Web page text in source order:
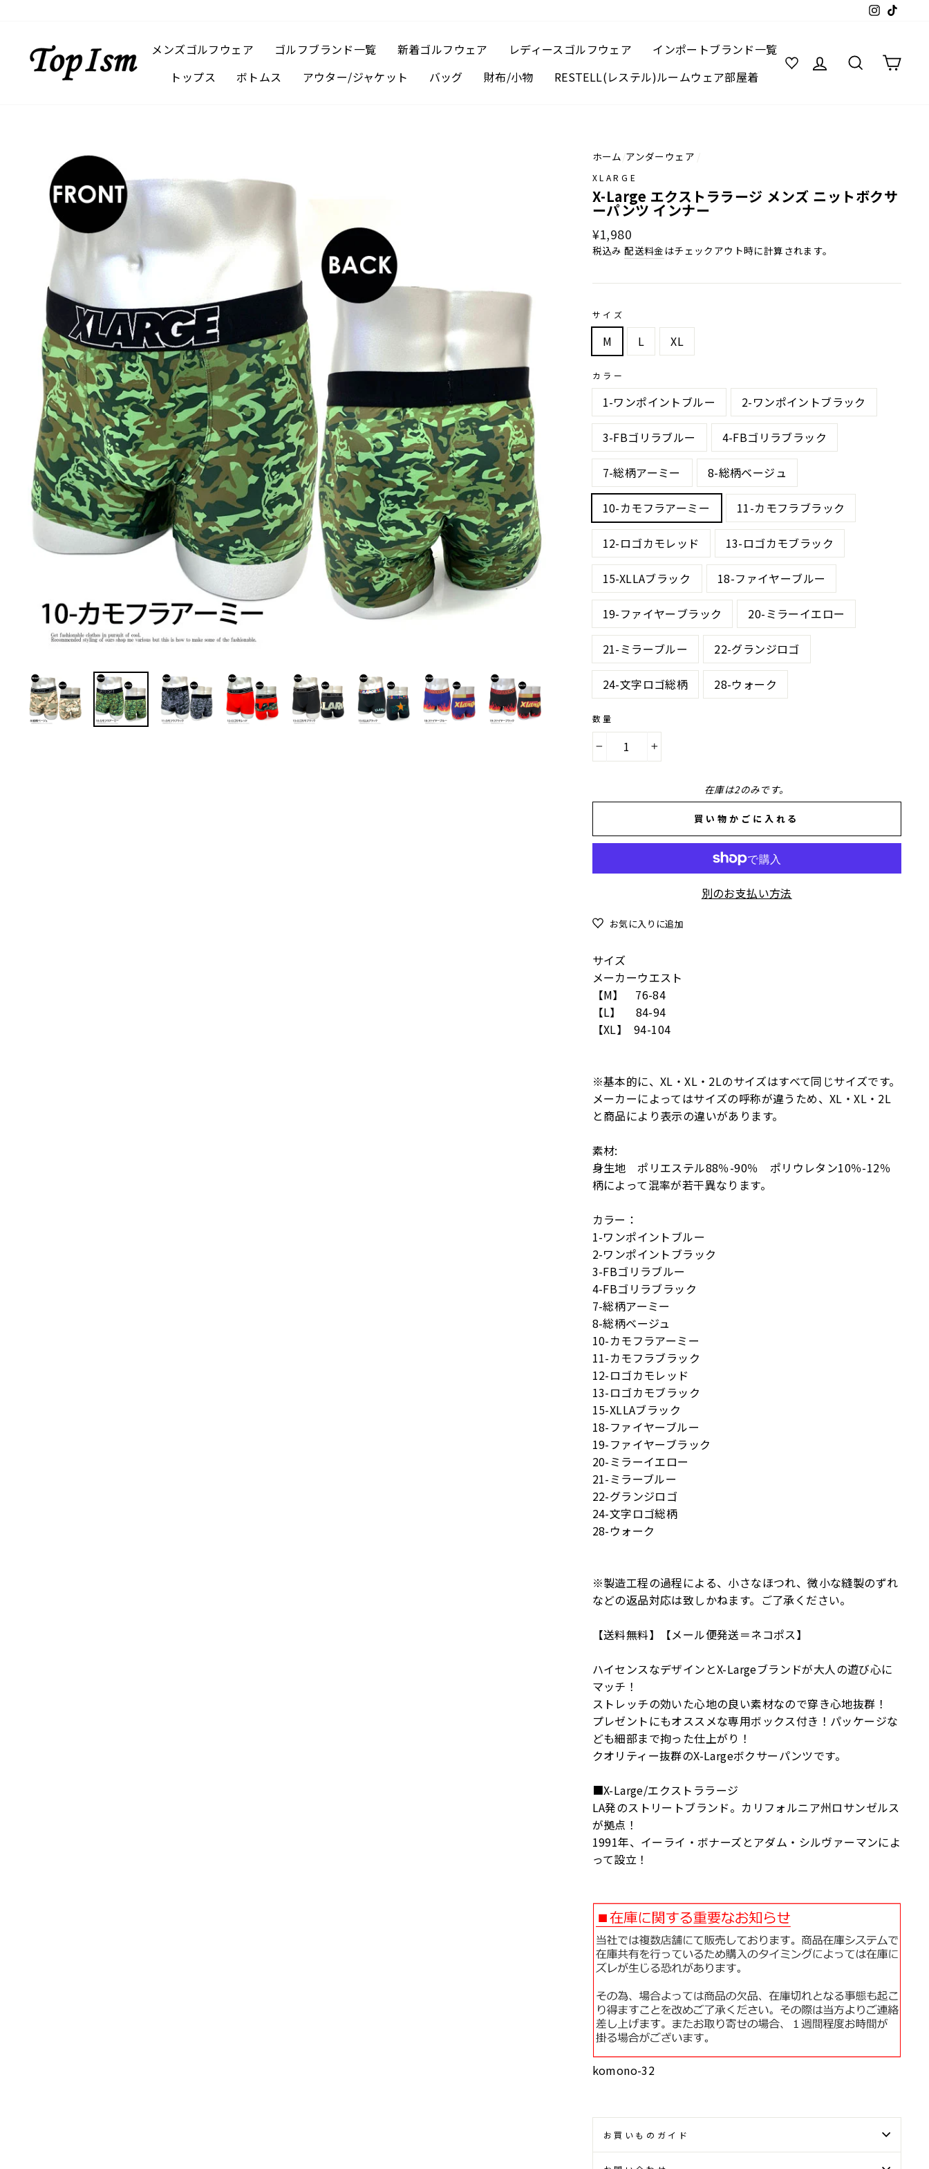
Instagram
メンズゴルフウェア ゴルフブランド一覧 新着ゴルフウェア レディースゴルフウェア
インポートブランド一覧
トップス
ボトムス アウター/ジャケット バッグ 財布/小物 RESTELL(レステル)ルームウェア部屋着
ログイン 検索
ホーム/アンダーウェア /
XLARGE
X-Large エクストララージ メンズ ニットボクサ
ーパンツ インナー
通
常
格
¥1,980
税込み配送料金 はチェックアウト時に計算されます。
サイズ
M L XL
カラー
1-ワンポイントブルー 2-ワンポイントブラック
3-FBゴリラブルー 4-FBゴリラブラック
7-総柄アーミー 8-総柄ベージュ
10-カモフラアーミー 11-カモフラブラック
12-ロゴカモレッド 13-ロゴカモブラック
15-XLLAブラック 18-ファイヤーブルー
19-ファイヤーブラック 20-ミラーイエロー
21-ミラーブルー 22-グランジロゴ
24-文字ロゴ総柄 28-ウォーク
数量
+
在庫は2のみです。
買い物かごに入れる
別のお支払い方法
お気に入りに追加
サイズ
メーカーウエスト
【M】 76-84
【L】 84-94
【XL】 94-104
※基本的に、XL・XL・2Lのサイズはすべて同じサイズです。
メーカーによってはサイズの呼称が違うため、XL・XL・2L
と商品により表示の違いがあります。
素材:
身生地 ポリエステル88％-90％ ポリウレタン10％-12％
柄によって混率が若干異なります。
カラー：
1-ワンポイントブルー
2-ワンポイントブラック
3-FBゴリラブルー
4-FBゴリラブラック
7-総柄アーミー
8-総柄ベージュ
10-カモフラアーミー
11-カモフラブラック
12-ロゴカモレッド
13-ロゴカモブラック
15-XLLAブラック
18-ファイヤーブルー
19-ファイヤーブラック
20-ミラーイエロー
21-ミラーブルー
22-グランジロゴ
24-文字ロゴ総柄
28-ウォーク
※製造工程の過程による、小さなほつれ、微小な縫製のずれ
などの返品対応は致しかねます。ご了承ください。
【送料無料】【メール便発送＝ネコポス】
ハイセンスなデザインとX-Largeブランドが大人の遊び心に
マッチ！
ストレッチの効いた心地の良い素材なので穿き心地抜群！
プレゼントにもオススメな専用ボックス付き！パッケージな
ども細部まで拘った仕上がり！
クオリティー抜群のX-Largeボクサーパンツです。
■X-Large/エクストララージ
LA発のストリートブランド。カリフォルニア州ロサンゼルス
が拠点！
1991年、イーライ・ボナーズとアダム・シルヴァーマンによ
って設立！
komono-32
お買いものガイド